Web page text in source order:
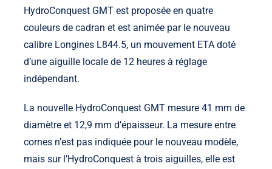
HydroConquest GMT est proposée en quatre
couleurs de cadran et est animée par le nouveau
calibre Longines L844.5, un mouvement ETA doté
d’une aiguille locale de 12 heures à réglage
indépendant.
La nouvelle HydroConquest GMT mesure 41 mm de
diamètre et 12,9 mm d’épaisseur. La mesure entre
cornes n’est pas indiquée pour le nouveau modèle,
mais sur l’HydroConquest à trois aiguilles, elle est